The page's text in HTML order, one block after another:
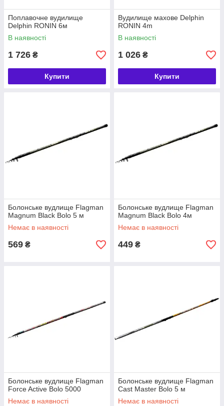
Поплавочне вудилище
Delphin RONIN 6м
В наявності
1 726 ₴
Купити
Вудилище махове Delphin
RONIN 4m
В наявності
1 026 ₴
Купити
Болонське вудлище Flagman
Magnum Black Bolo 5 м
Немає в наявності
569 ₴
Болонське вудлище Flagman
Magnum Black Bolo 4м
Немає в наявності
449 ₴
Болонське вудлище Flagman
Force Active Bolo 5000
Немає в наявності
Болонське вудлище Flagman
Cast Master Bolo 5 м
Немає в наявності